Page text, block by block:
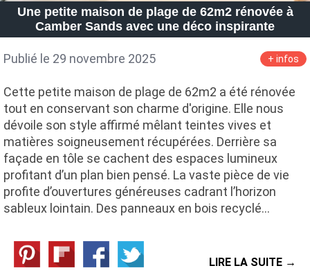
Une petite maison de plage de 62m2 rénovée à
Camber Sands avec une déco inspirante
Publié le 29 novembre 2025 + infos
Cette petite maison de plage de 62m2 a été rénovée
tout en conservant son charme d'origine. Elle nous
dévoile son style affirmé mêlant teintes vives et
matières soigneusement récupérées. Derrière sa
façade en tôle se cachent des espaces lumineux
profitant d’un plan bien pensé. La vaste pièce de vie
profite d’ouvertures généreuses cadrant l’horizon
sableux lointain. Des panneaux en bois recyclé…
LIRE LA SUITE →